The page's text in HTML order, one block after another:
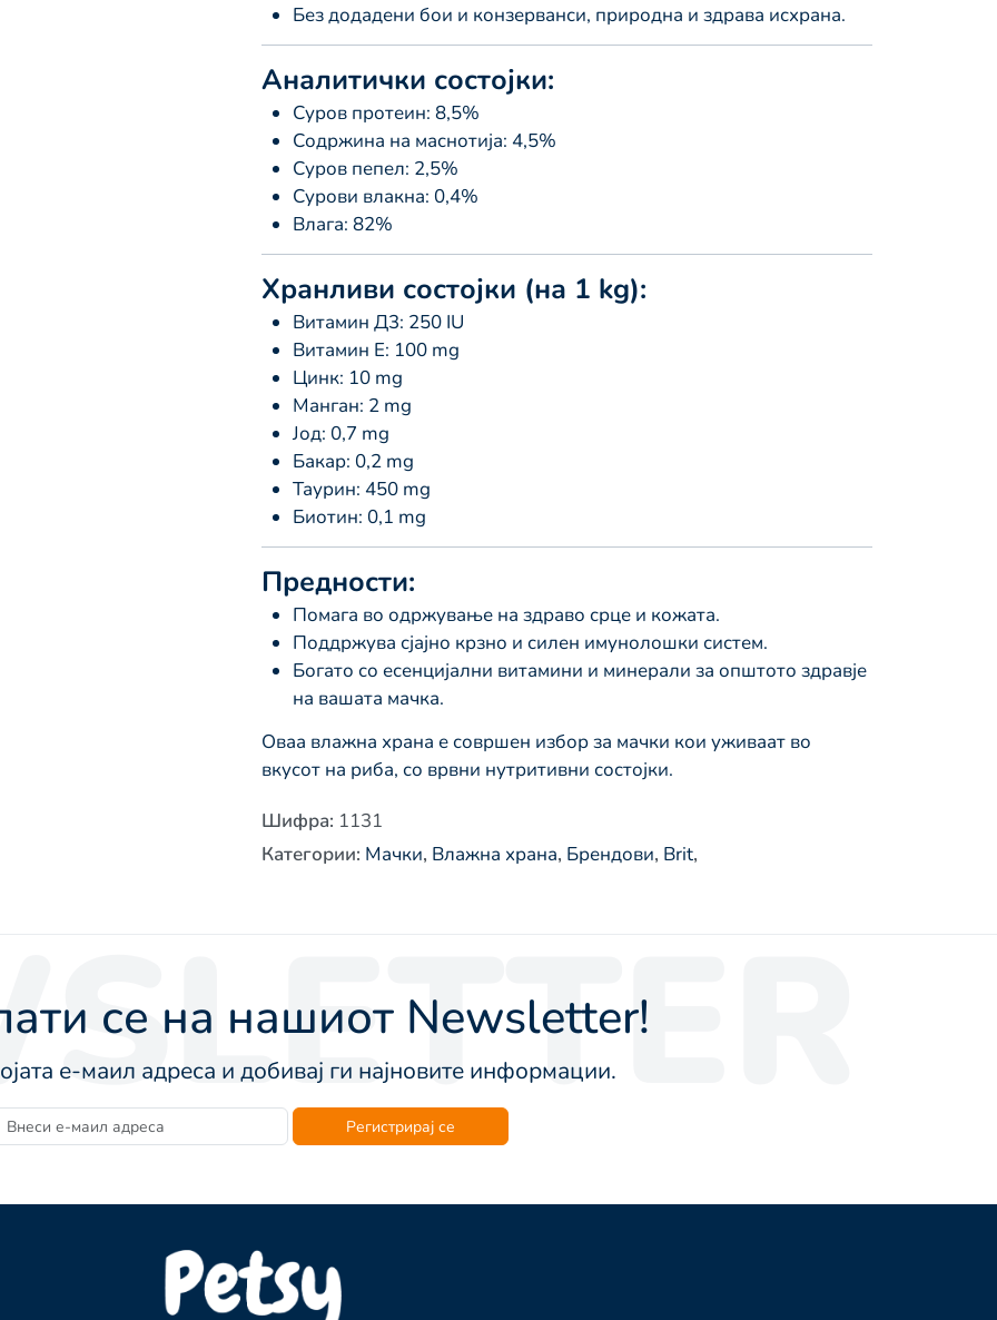
Без додадени бои и конзерванси, природна и здрава исхрана.
Аналитички состојки:
Суров протеин: 8,5%
Содржина на маснотија: 4,5%
Суров пепел: 2,5%
Сурови влакна: 0,4%
Влага: 82%
Хранливи состојки (на 1 kg):
Витамин Д3: 250 IU
Витамин Е: 100 mg
Цинк: 10 mg
Манган: 2 mg
Јод: 0,7 mg
Бакар: 0,2 mg
Таурин: 450 mg
Биотин: 0,1 mg
Предности:
Помага во одржување на здраво срце и кожата.
Поддржува сјајно крзно и силен имунолошки систем.
Богато со есенцијални витамини и минерали за општото здравје
на вашата мачка.
Оваа влажна храна е совршен избор за мачки кои уживаат во
вкусот на риба, со врвни нутритивни состојки.
Шифра: 1131
Категории: Мачки, Влажна храна, Брендови, Brit,
се на нашиот Newsletter!
е-маил адреса и добивај ги најновите информации.
Регистрирај се